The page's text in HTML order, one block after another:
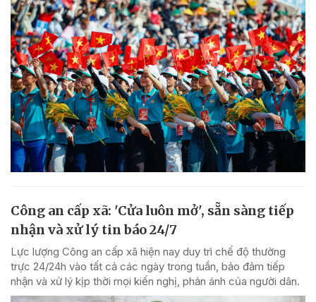
Công an cấp xã: 'Cửa luôn mở', sẵn sàng tiếp
nhận và xử lý tin báo 24/7
Lực lượng Công an cấp xã hiện nay duy trì chế độ thường
trực 24/24h vào tất cả các ngày trong tuần, bảo đảm tiếp
nhận và xử lý kịp thời mọi kiến nghị, phản ánh của người dân.